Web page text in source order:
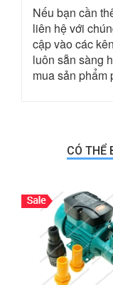
Nếu bạn cần
liên hệ với
cập vào các
luôn sẵn sàng
mua sản phẩm
CÓ THỂ